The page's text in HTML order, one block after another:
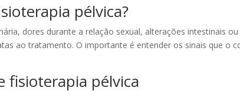
pélvica?
dores durante a relação sexual, alterações intestinais ou
ao tratamento. O importante é entender os sinais que o
fisioterapia pélvica